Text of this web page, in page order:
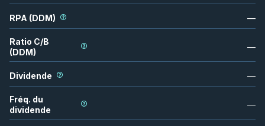
RPA (DDM) —
Ratio C/B
(DDM)
—
Dividende —
Fréq. du
dividende
—